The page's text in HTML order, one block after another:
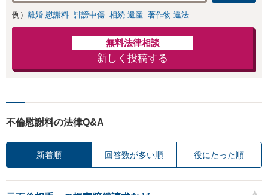
例） 離婚 慰謝料 誹謗中傷 相続 遺産 著作物 違法
無料法律相談
新しく投稿する
不倫慰謝料の法律Q&A
新着順 回答数が多い順 役にたった順